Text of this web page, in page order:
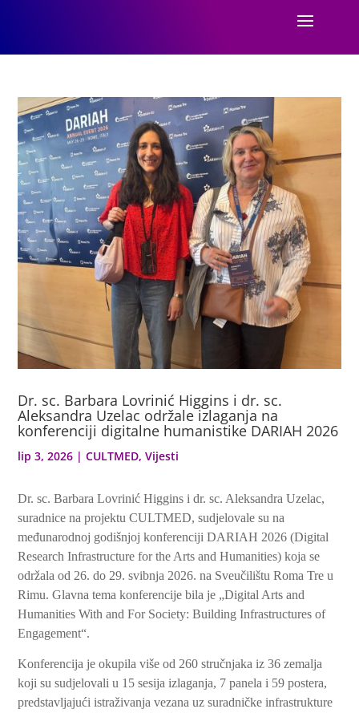
Dr. sc. Barbara Lovrinić Higgins i dr. sc.
Aleksandra Uzelac održale izlaganja na
konferenciji digitalne humanistike DARIAH 2026
lip 3, 2026 |CULTMED,Vijesti
Dr. sc. Barbara Lovrinić Higgins i dr. sc. Aleksandra Uzelac,
suradnice na projektu CULTMED, sudjelovale su na
međunarodnoj godišnjoj konferenciji DARIAH 2026 (Digital
Research Infrastructure for the Arts and Humanities) koja se
održala od 26. do 29. svibnja 2026. na Sveučilištu Roma Tre u
Rimu. Glavna tema konferencije bila je „Digital Arts and
Humanities With and For Society: Building Infrastructures of
Engagement“.
Konferencija je okupila više od 260 stručnjaka iz 36 zemalja
koji su sudjelovali u 15 sesija izlaganja, 7 panela i 59 postera,
predstavljajući istraživanja vezana uz suradničke infrastrukture